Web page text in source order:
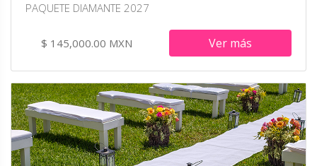
PAQUETE DIAMANTE 2027
$ 145,000.00 MXN Ver más